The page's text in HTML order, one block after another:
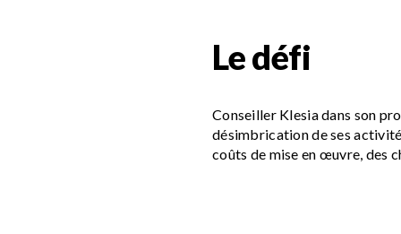
Le défi
Conseiller Klesia dans son
désimbrication de ses
coûts de mise en œuvre, des